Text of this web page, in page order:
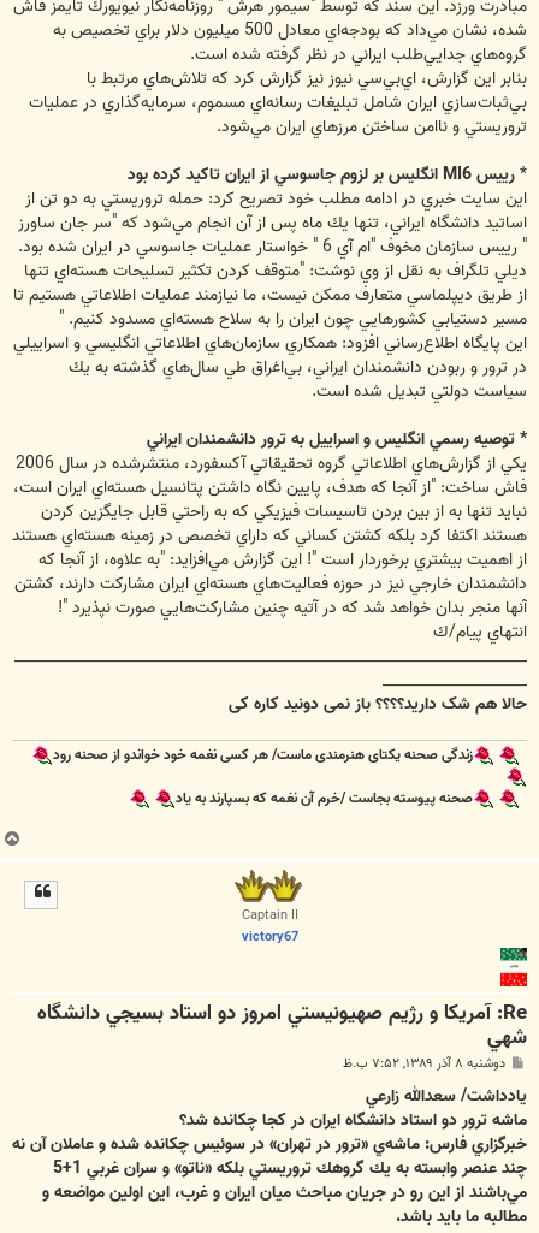
مبادرت ورزد. اين سند كه توسط "سيمور هرش " روزنامه‌نگار نيويورك تايمز فاش
شده، نشان مي‌داد كه بودجه‌اي معادل 500 ميليون دلار براي تخصيص به
گروه‌هاي جدايي‌طلب ايراني در نظر گرفته شده است.
بنابر اين گزارش، اي‌بي‌سي نيوز نيز گزارش كرد كه تلاش‌هاي مرتبط با
بي‌ثبات‌سازي ايران شامل تبليغات رسانه‌اي مسموم، سرمايه‌گذاري در عمليات
تروريستي و ناامن ساختن مرزهاي ايران مي‌شود.
*رييس MI6 انگليس بر لزوم جاسوسي از ايران تاكيد كرده بود
اين سايت خبري در ادامه مطلب خود تصريح كرد: حمله تروريستي به دو تن از
اساتيد دانشگاه ايراني، تنها يك ماه پس از آن انجام مي‌شود كه "سر جان ساورز
" رييس سازمان مخوف "ام آي 6 " خواستار عمليات جاسوسي در ايران شده بود.
ديلي تلگراف به نقل از وي نوشت: "متوقف كردن تكثير تسليحات هسته‌اي تنها
از طريق ديپلماسي متعارف ممكن نيست، ما نيازمند عمليات اطلاعاتي هستيم تا
مسير دستيابي كشورهايي چون ايران را به سلاح‌ هسته‌اي مسدود كنيم. "
اين پايگاه اطلاع‌رساني افزود: همكاري سازمان‌هاي اطلاعاتي انگليسي و اسراييلي
در ترور و ربودن دانشمندان ايراني، بي‌اغراق طي سال‌هاي گذشته به يك
سياست دولتي تبديل شده است.
* توصيه رسمي انگليس و اسراييل به ترور دانشمندان ايراني
يكي از گزارش‌هاي اطلاعاتي گروه تحقيقاتي آكسفورد، منتشرشده در سال 2006
فاش ساخت: "از آنجا كه هدف، پايين نگاه داشتن پتانسيل هسته‌اي ايران است،
نبايد تنها به از بين بردن تاسيسات فيزيكي كه به راحتي قابل جايگزين كردن
هستند اكتفا كرد بلكه كشتن كساني كه داراي تخصص در زمينه هسته‌اي هستند
از اهميت بيشتري برخوردار است "! اين گزارش مي‌افزايد: "به علاوه، از آنجا كه
دانشمندان خارجي نيز در حوزه فعاليت‌هاي هسته‌اي ايران مشاركت دارند، كشتن
آنها منجر بدان خواهد شد كه در آتيه چنين مشاركت‌هايي صورت نپذيرد "!
انتهاي پيام/ك
_______________________________________________________________________
____________________
حالا هم شک دارید؟؟؟؟ باز نمی دونید کاره کی
زندگی صحنه یکتای هنرمندی ماست/ هر کسی نغمه خود خواندو از صحنه رود
صحنه پیوسته بجاست /خرم آن نغمه که بسپارند به یاد
ب
ا
Captain II
victory67
Re: آمريكا و رژيم صهيونيستي امروز دو استاد بسيجي دانشگاه
شهي
پ
ت
دوشنبه ۸ آذر ۱۳۸۹, ۷:۵۲ ب.ظ
یادداشت/ سعدالله زارعي
ماشه ترور دو استاد دانشگاه ايران در كجا چكانده شد؟
خبرگزاري فارس: ماشه‌ي «ترور در تهران» در سوئيس چكانده شده و عاملان آن نه
چند عنصر وابسته به يك گروهك تروريستي بلكه «ناتو» و سران غربي 1+5
مي‌باشند از اين رو در جريان مباحث ميان ايران و غرب، اين اولين مواضعه و
مطالبه ما بايد باشد.